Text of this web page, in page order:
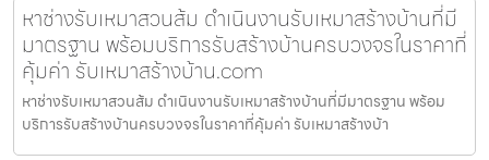
หาช่างรับเหมาสวนส้ม ดำเนินงานรับเหมาสร้างบ้านที่มี
มาตรฐาน พร้อมบริการรับสร้างบ้านครบวงจรในราคาที่
คุ้มค่า รับเหมาสร้างบ้าน.com
หาช่างรับเหมาสวนส้ม ดำเนินงานรับเหมาสร้างบ้านที่มีมาตรฐาน พร้อม
บริการรับสร้างบ้านครบวงจรในราคาที่คุ้มค่า รับเหมาสร้างบ้า